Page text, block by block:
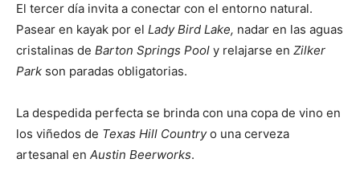
El tercer día invita a conectar con el entorno natural.
Pasear en kayak por el Lady Bird Lake, nadar en las aguas
cristalinas de Barton Springs Pool y relajarse en Zilker
Park son paradas obligatorias.
La despedida perfecta se brinda con una copa de vino en
los viñedos de Texas Hill Countryo una cerveza
artesanal en Austin Beerworks.